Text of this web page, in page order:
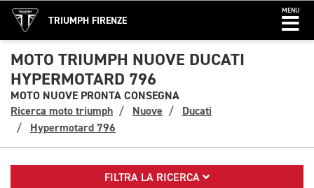
TRIUMPH FIRENZE
MENU
MOTO TRIUMPH NUOVE DUCATI
HYPERMOTARD 796
MOTO NUOVE PRONTA CONSEGNA
Ricerca moto triumph
Nuove
Ducati
Hypermotard 796
FILTRA LA RICERCA